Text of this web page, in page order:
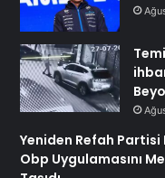
Yeniden Refah
Obp Uygulamasını